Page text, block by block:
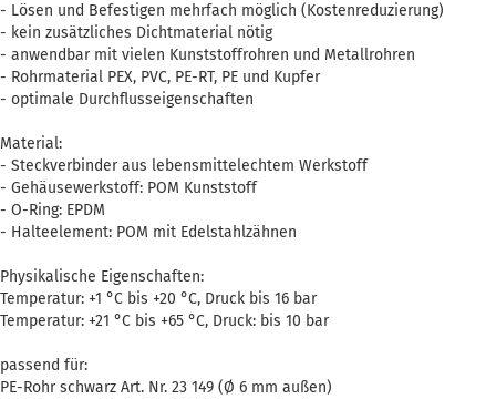
- Lösen und Befestigen mehrfach möglich (Kostenreduzierung)
- kein zusätzliches Dichtmaterial nötig
- anwendbar mit vielen Kunststoffrohren und Metallrohren
- Rohrmaterial PEX, PVC, PE-RT, PE und Kupfer
- optimale Durchflusseigenschaften
Material:
- Steckverbinder aus lebensmittelechtem Werkstoff
- Gehäusewerkstoff: POM Kunststoff
- O-Ring: EPDM
- Halteelement: POM mit Edelstahlzähnen
Physikalische Eigenschaften:
Temperatur: +1 °C bis +20 °C, Druck bis 16 bar
Temperatur: +21 °C bis +65 °C, Druck: bis 10 bar
passend für:
PE-Rohr schwarz Art. Nr. 23 149 (Ø 6 mm außen)